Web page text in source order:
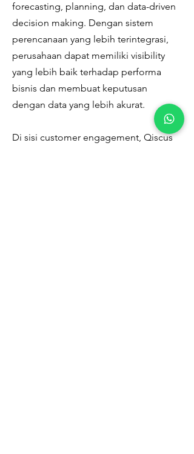
forecasting, planning, dan data-driven
decision making. Dengan sistem
perencanaan yang lebih terintegrasi,
perusahaan dapat memiliki visibility
yang lebih baik terhadap performa
bisnis dan membuat keputusan
dengan data yang lebih akurat.
Di sisi customer engagement, Qiscus